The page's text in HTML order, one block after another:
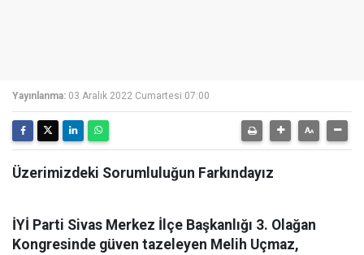
Yayınlanma: 03 Aralık 2022 Cumartesi 07:00
Üzerimizdeki Sorumluluğun Farkındayız
İYİ Parti Sivas Merkez İlçe Başkanlığı 3. Olağan
Kongresinde güven tazeleyen Melih Uçmaz,